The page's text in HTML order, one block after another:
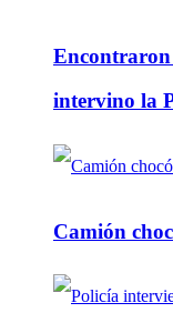
Encontraron
intervino la
Camión